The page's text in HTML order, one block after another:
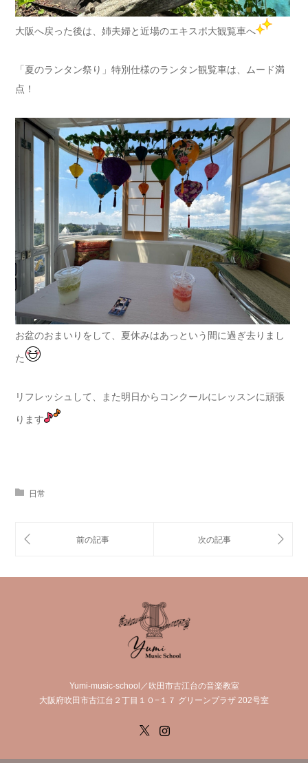
大阪へ戻った後は、姉夫婦と近場のエキスポ大観覧車へ
「夏のランタン祭り」特別仕様のランタン観覧車は、ムード満
点！
お盆のおまいりをして、夏休みはあっという間に過ぎ去りまし
た
リフレッシュして、また明日からコンクールにレッスンに頑張
ります
日常
Yumi-music-school／吹田市古江台の音楽教室
大阪府吹田市古江台２丁目１０−１７ グリーンプラザ 202号室